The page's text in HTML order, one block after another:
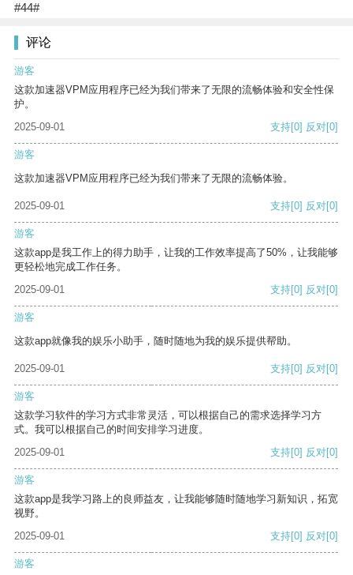
#44#
评论
游客
这款加速器VPM应用程序已经为我们带来了无限的流畅体验和安全性保
护。
2025-09-01
支持[0] 反对[0]
游客
这款加速器VPM应用程序已经为我们带来了无限的流畅体验。
2025-09-01 支持[0] 反对[0]
游客
这款app是我工作上的得力助手，让我的工作效率提高了50%，让我能够
更轻松地完成工作任务。
2025-09-01
支持[0] 反对[0]
游客
这款app就像我的娱乐小助手，随时随地为我的娱乐提供帮助。
2025-09-01 支持[0] 反对[0]
游客
这款学习软件的学习方式非常灵活，可以根据自己的需求选择学习方
式。我可以根据自己的时间安排学习进度。
2025-09-01
支持[0] 反对[0]
游客
这款app是我学习路上的良师益友，让我能够随时随地学习新知识，拓宽
视野。
2025-09-01
支持[0] 反对[0]
游客